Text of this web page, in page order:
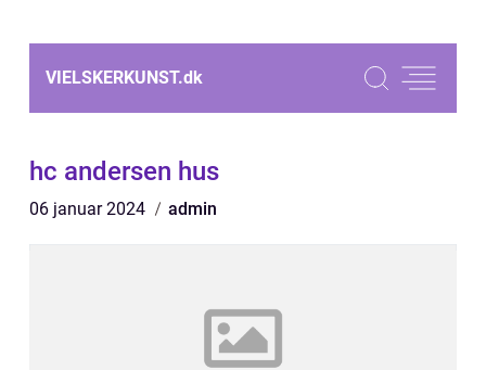
VIELSKERKUNST.dk
hc andersen hus
06 januar 2024 admin